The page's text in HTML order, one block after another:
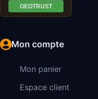
Mon compte
Mon panier
Espace client